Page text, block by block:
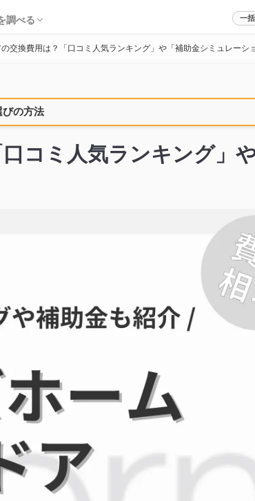
調べる
売却を調べる
購入を調べる
投資を調べる
一
交換費用は？「口コミ人気ランキング」や「補助金シミュレーシ
びの方法
コミ人気ランキング」
売却を調べる
購入を調べる
投資を調べる